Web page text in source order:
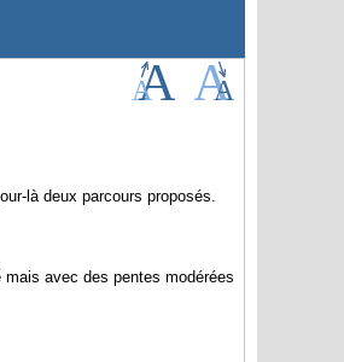
là deux parcours proposés.
avec des pentes modérées